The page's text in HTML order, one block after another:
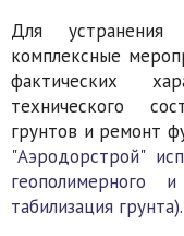
Для устранения
комплексные
фактических
технического
грунтов и ремонт
"Аэродорстрой"
геополимерного
табилизация грунта).